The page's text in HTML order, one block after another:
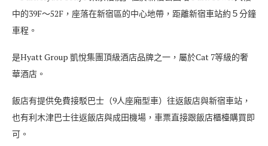
中的39F～52F，座落在新宿區的中心地帶，距離新宿車站約５分鐘
車程。
是Hyatt Group 凱悅集團頂級酒店品牌之一，屬於Cat 7等級的奢
華酒店。
飯店有提供免費接駁巴士（9人座廂型車）往返飯店與新宿車站，
也有利木津巴士往返飯店與成田機場，車票直接跟飯店櫃檯購買即
可。